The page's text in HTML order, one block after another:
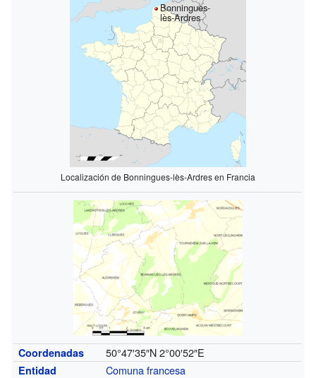
Bonningues-
lès-Ardres
Localización de Bonningues-lès-Ardres en Francia
Coordenadas 50°47′35″N 2°00′52″E
Entidad
Comuna francesa